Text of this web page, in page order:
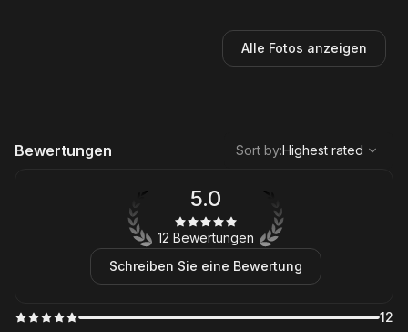
Alle Fotos anzeigen
Bewertungen
Highest rated
Sort by:Highest rated
12
5.0
12 Bewertungen
Schreiben Sie eine Bewertung